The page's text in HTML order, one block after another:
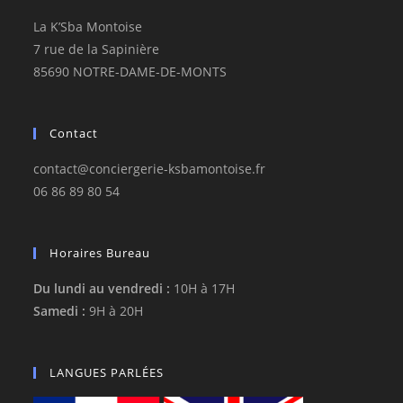
La K’Sba Montoise
7 rue de la Sapinière
85690 NOTRE-DAME-DE-MONTS
Contact
contact@conciergerie-ksbamontoise.fr
06 86 89 80 54
Horaires Bureau
Du lundi au vendredi : 10H à 17H
Samedi : 9H à 20H
LANGUES PARLÉES